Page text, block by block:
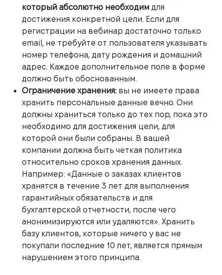
который абсолютно необходим для
достижения конкретной цели. Если для
регистрации на вебинар достаточно только
email, не требуйте от пользователя указывать
номер телефона, дату рождения и домашний
адрес. Каждое дополнительное поле в форме
должно быть обоснованным.
Ограничение хранения:вы не имеете права
хранить персональные данные вечно. Они
должны храниться только до тех пор, пока это
необходимо для достижения цели, для
которой они были собраны. В вашей
компании должна быть четкая политика
относительно сроков хранения данных.
Например: «Данные о заказах клиентов
хранятся в течение 3 лет для выполнения
гарантийных обязательств и для
бухгалтерской отчетности, после чего
анонимизируются или удаляются». Хранить
базу клиентов, которые ничего у вас не
покупали последние 10 лет, является прямым
нарушением этого принципа.